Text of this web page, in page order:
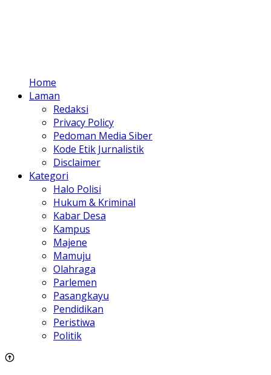
Home
Laman
Redaksi
Privacy Policy
Pedoman Media Siber
Kode Etik Jurnalistik
Disclaimer
Kategori
Halo Polisi
Hukum & Kriminal
Kabar Desa
Kampus
Majene
Mamuju
Olahraga
Parlemen
Pasangkayu
Pendidikan
Peristiwa
Politik